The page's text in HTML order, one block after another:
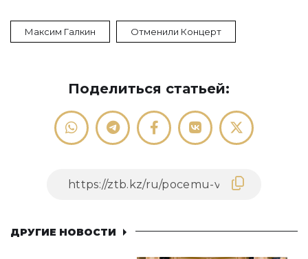
Максим Галкин Отменили Концерт
Поделиться статьей:
ДРУГИЕ НОВОСТИ